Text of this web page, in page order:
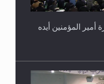
أمير المؤمنين أيده